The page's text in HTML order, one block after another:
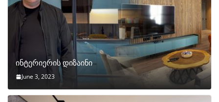
ინტერიერის დიზაინი
June 3, 2023